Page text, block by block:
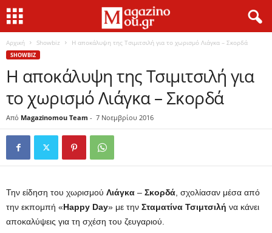
Αρχική Showbiz Η αποκάλυψη της Τσιμιτσιλή για το χωρισμό Λιάγκα – Σκορδά
SHOWBIZ
Η αποκάλυψη της Τσιμιτσιλή για
το χωρισμό Λιάγκα – Σκορδά
Από Magazinomou Team - 7 Νοεμβρίου 2016
Την είδηση του χωρισμού Λιάγκα – Σκορδά , σχολίασαν μέσα από
την εκπομπή «Happy Day» με την Σταματίνα Τσιμτσιλή να κάνει
αποκαλύψεις για τη σχέση του ζευγαριού.